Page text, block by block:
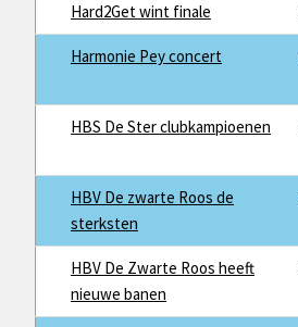
Hard2Get wint finale
Harmonie Pey concert
HBS De Ster clubkampioenen
HBV De zwarte Roos de
sterksten
HBV De Zwarte Roos heeft
nieuwe banen